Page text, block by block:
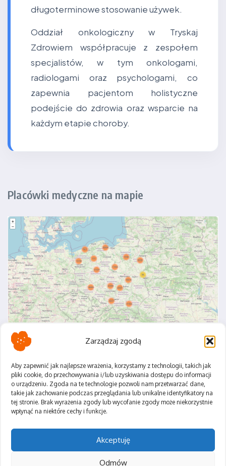
Zarządzaj zgodą
Aby zapewnić jak najlepsze wrażenia, korzystamy z technologii, takich jak
pliki cookie, do przechowywania i/lub uzyskiwania dostępu do informacji
o urządzeniu. Zgoda na te technologie pozwoli nam przetwarzać dane,
takie jak zachowanie podczas przeglądania lub unikalne identyfikatory na
tej stronie. Brak wyrażenia zgody lub wycofanie zgody może niekorzystnie
wpłynąć na niektóre cechy i funkcje.
Akceptuję
Odmów
długoterminowe stosowanie używek.
Oddział onkologiczny w Tryskaj
Zdrowiem współpracuje z zespołem
specjalistów, w tym onkologami,
radiologami oraz psychologami, co
zapewnia pacjentom holistyczne
podejście do zdrowia oraz wsparcie na
każdym etapie choroby.
Placówki medyczne na mapie
Polityka Prywatności
Regulamin